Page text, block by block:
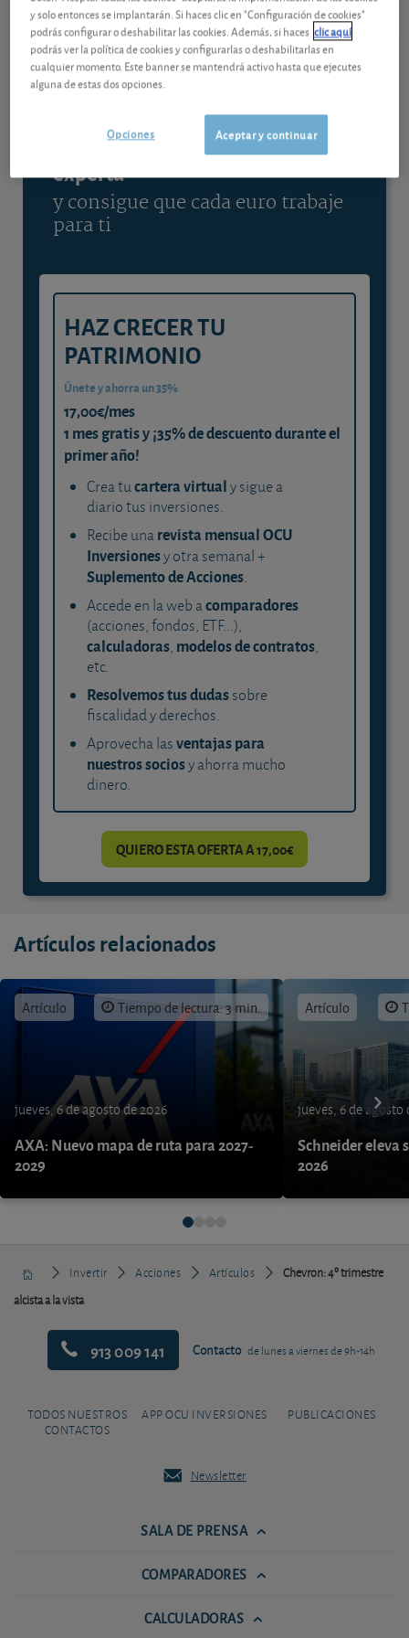
Ver detalladamente
Contenido reservado a SOCIOS
Gestiona tu dinero con visión
experta
y consigue que cada euro trabaje
para ti
HAZ CRECER TU
PATRIMONIO
Únete y ahorra un 35%
17,00€/mes
1 mes gratis y ¡35% de descuento durante el
primer año!
Crea tucartera virtualy sigue a
diario tus inversiones.
Recibe unarevista mensual OCU
Inversionesy otra semanal +
Suplemento de Acciones.
Accede en la web acomparadores
(acciones, fondos, ETF...),
calculadoras, modelos de contratos,
etc.
Resolvemos tus dudassobre
fiscalidad y derechos.
Aprovecha lasventajas para
nuestros sociosy ahorra mucho
dinero.
QUIERO ESTA OFERTA A 17,00€
Artículos relacionados
Artículo Tiempo de lectura: 3 min.
jueves, 6 de agosto de 2026
AXA: Nuevo mapa de ruta para 2027-
2029
Artículo
jueves, 6 de agosto
Schneider eleva
2026
Invertir Acciones Artículos
Chevron: 4º trimestre
alcista a la vista
913 009 141 Contacto de lunes a viernes de 9h-14h
TODOS NUESTROS
CONTACTOS
APP OCU INVERSIONES PUBLICACIONES
Newsletter
SALA DE PRENSA
COMPARADORES
CALCULADORAS
y solo entonces se implantarán. Si haces clic en "Configuración de cookies"
podrás configurar o deshabilitar las cookies. Además, si haces clic aquí
podrás ver la política de cookies y configurarlas o deshabilitarlas en
cualquier momento. Este banner se mantendrá activo hasta que ejecutes
alguna de estas dos opciones.
Aceptar y continuar
Opciones